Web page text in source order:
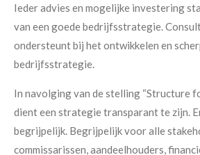
Ieder advies en mogelijke investering
van een goede bedrijfsstrategie. C
ondersteunt bij het ontwikkelen en
bedrijfsstrategie.
In navolging van de stelling “Structure
dient een strategie transparant te zijn.
begrijpelijk. Begrijpelijk voor alle
commissarissen, aandeelhouders,